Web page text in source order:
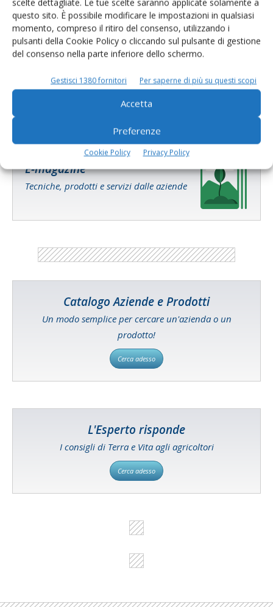
scelte dettagliate. Le tue scelte saranno applicate solamente a
questo sito. È possibile modificare le impostazioni in qualsiasi
momento, compreso il ritiro del consenso, utilizzando i
pulsanti della Cookie Policy o cliccando sul pulsante di gestione
del consenso nella parte inferiore dello schermo.
Gestisci 1380 fornitori Per saperne di più su questi scopi
Accetta
Preferenze
Cookie Policy Privacy Policy
SOSTENIBILITÀ 8 Luglio 2021
Più benessere animale e meno
impatto ambientale
Il ruolo della Rete Rurale Nazionale istituita dal Mipaaf per vincere
le grandi sfide a cui è chiamata la zootecnia italiana
Di
E-magazine
Tecniche, prodotti e servizi dalle aziende
Catalogo Aziende e Prodotti
Un modo semplice per cercare un'azienda o un
prodotto!
Cerca adesso
L'Esperto risponde
I consigli di Terra e Vita agli agricoltori
Cerca adesso